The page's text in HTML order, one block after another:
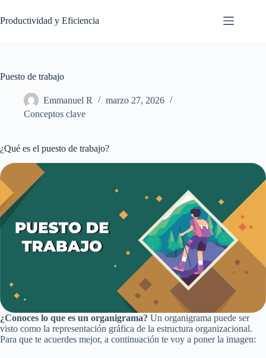
al
contenido
Productividad y Eficiencia
Puesto de trabajo
Emmanuel R
marzo 27, 2026
Conceptos clave
¿Qué es el puesto de trabajo?
¿Conoces lo que es un organigrama? Un organigrama puede ser
visto como la representación gráfica de la estructura organizacional.
Para que te acuerdes mejor, a continuación te voy a poner la imagen: